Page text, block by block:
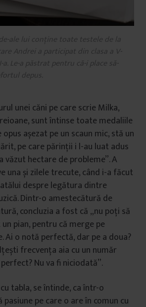
ale lui conține toate testele de la
Andrei a participat din clasa a V-
Le-a păstrat pentru că-i place să-
depus.
unei căni pe care scrie Milka,
sunt întinse toate medaliile
așezat pe un scaun mic, stă un
pe care părinții i l-au luat adus
văzut hectare de probleme”. A
una și zilele trecute, când i-a făcut
despre legătura dintre
Dintr-o amestecătură de
concluzia a fost că „nu poți să
pian, pentru că merge pe
Ai o notă perfectă, dar pe a doua?
frecvența aia cu un număr
Nu va fi niciodată”.
tabla, se întinde, ca într-o
pe care o are în comun cu